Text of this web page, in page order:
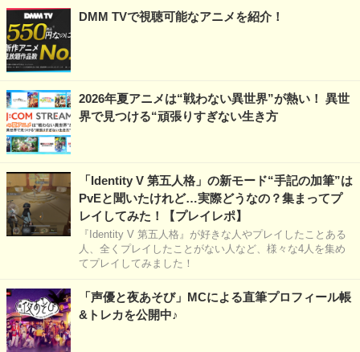
DMM TVで視聴可能なアニメを紹介！
2026年夏アニメは“戦わない異世界”が熱い！ 異世
界で見つける“頑張りすぎない生き方
「Identity V 第五人格」の新モード“手記の加筆”は
PvEと聞いたけれど…実際どうなの？集まってプ
レイしてみた！【プレイレポ】
『Identity V 第五人格』が好きな人やプレイしたことある
人、全くプレイしたことがない人など、様々な4人を集め
てプレイしてみました！
「声優と夜あそび」MCによる直筆プロフィール帳
&トレカを公開中♪